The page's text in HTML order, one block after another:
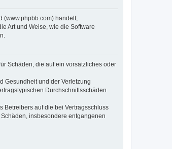
(www.phpbb.com) handelt;
Art und Weise, wie die Software
Schäden, die auf ein vorsätzliches oder
Gesundheit und der Verletzung
Durchschnittsschäden
Betreibers auf die bei Vertragsschluss
insbesondere entgangenen